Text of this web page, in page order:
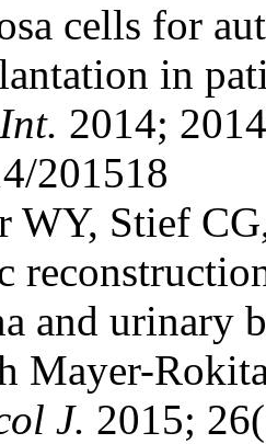
cells for
in
2014;
201518
Stief CG,
and urinary
Mayer-
J. 2015;